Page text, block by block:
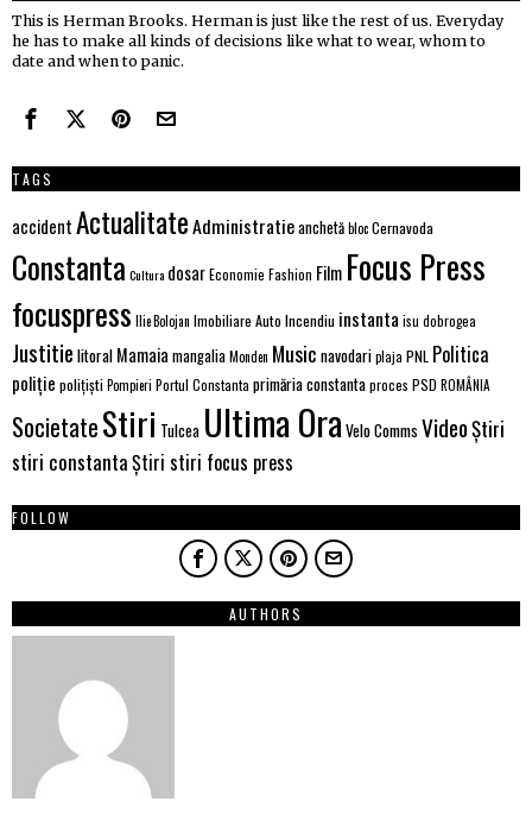
This is Herman Brooks. Herman is just like the rest of us. Everyday
he has to make all kinds of decisions like what to wear, whom to
date and when to panic.
TAGS
accidentActualitateAdministratieanchetăblocCernavoda
Constanta Cultura dosarEconomie Fashion Film Focus Press
focuspress Ilie Bolojan Imobiliare Auto Incendiu instanta isu dobrogea
Justitie litoral Mamaia mangaliaMonden Music navodariplaja PNL Politica
poliție polițiști Pompieri Portul Constanta primăria constantaproces PSD ROMÂNIA
SocietateStiri Tulcea Ultima Ora Velo Comms VideoȘtiri
stiri constantaȘtiri stiri focus press
FOLLOW
AUTHORS